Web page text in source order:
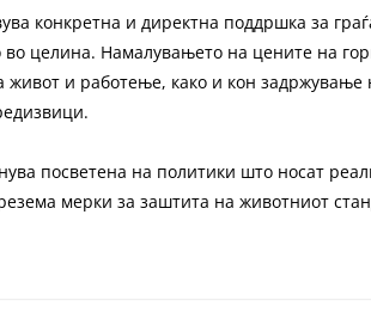
конкретна и директна поддршка за
во целина. Намалувањето на цените на
живот и работење, како и кон задржување
посветена на политики што носат
мерки за заштита на животниот